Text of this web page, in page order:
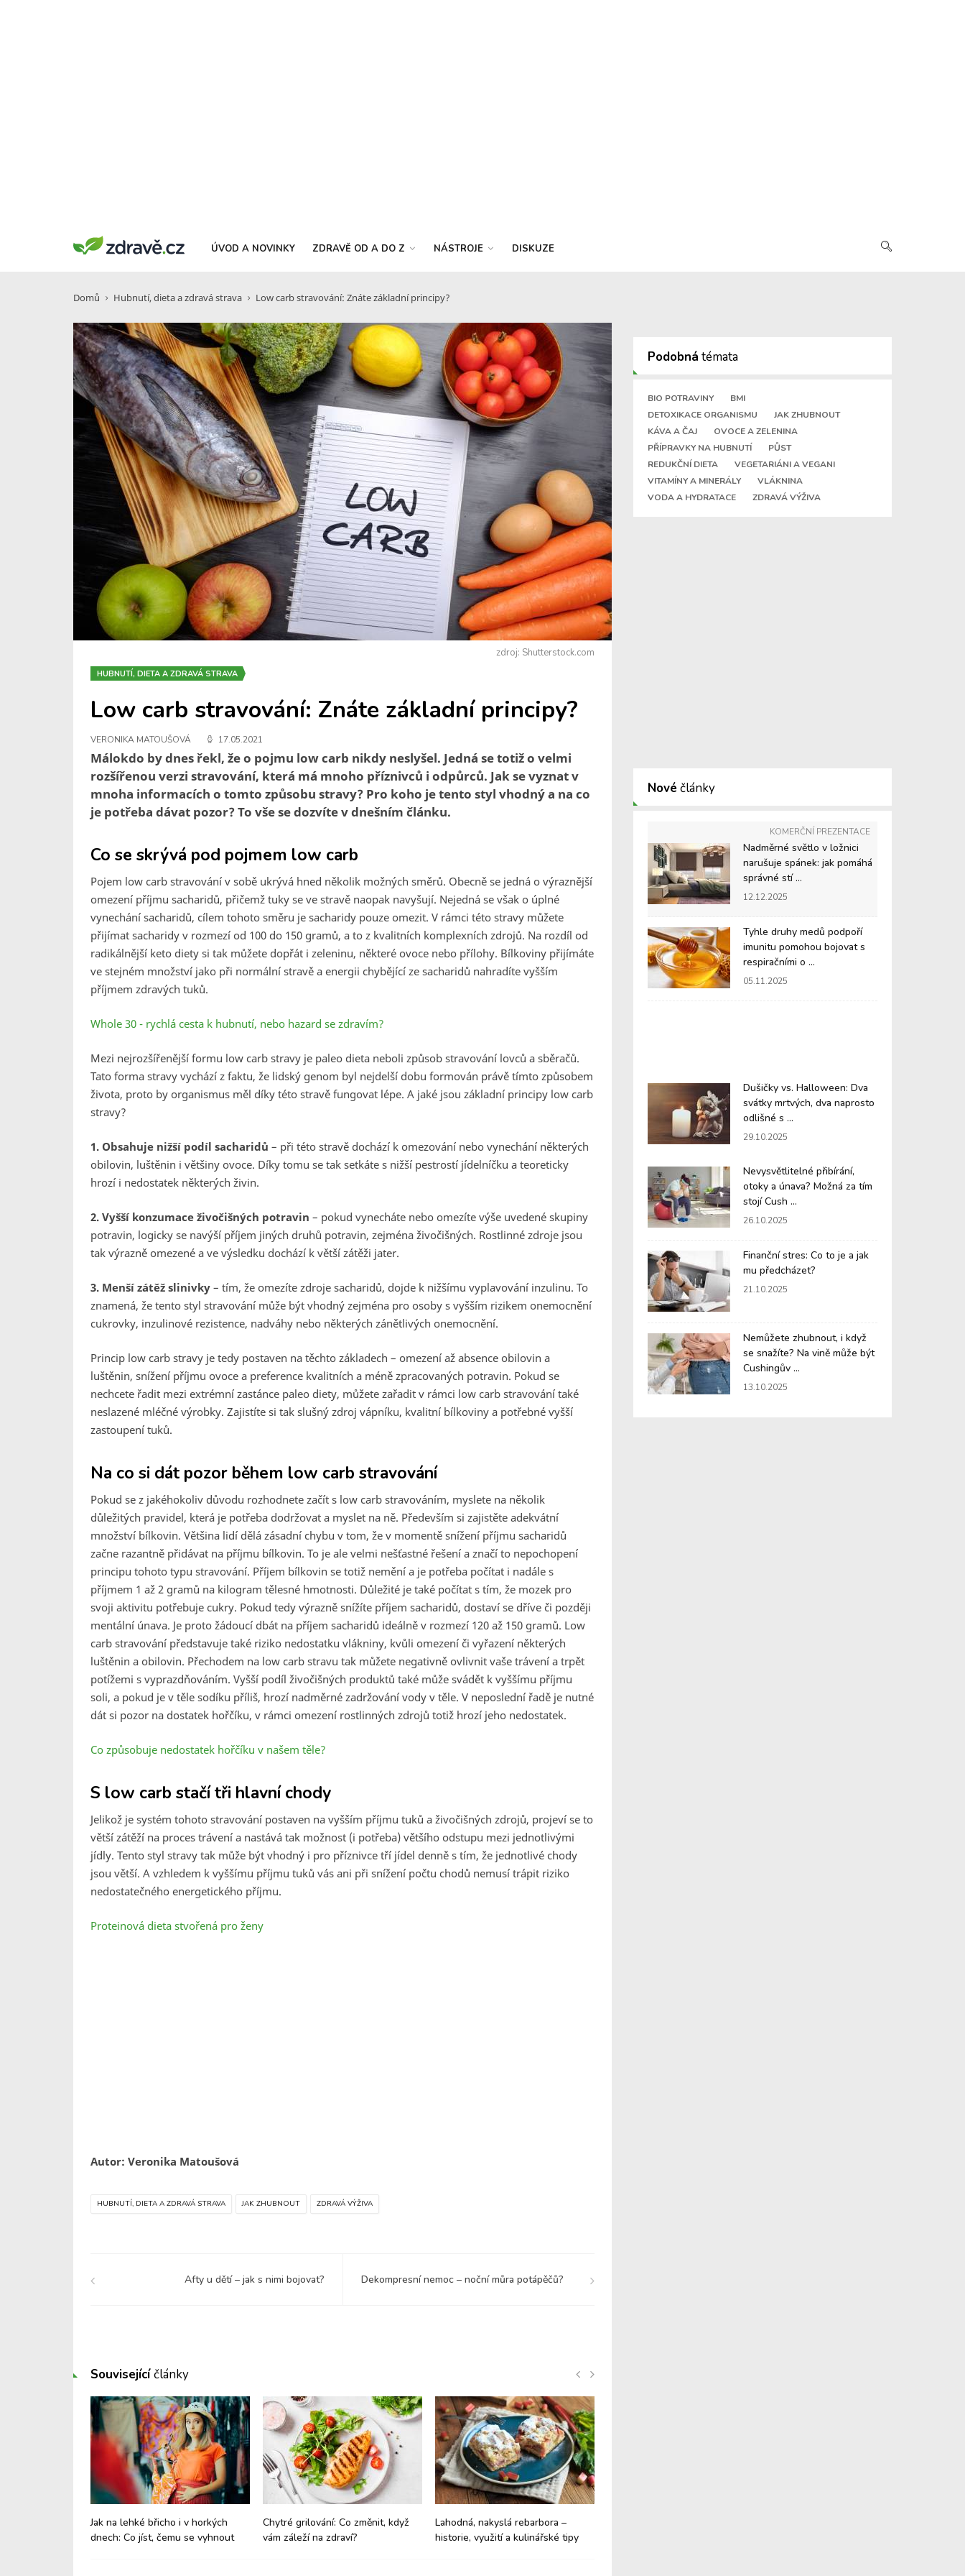
ÚVOD A NOVINKY ZDRAVĚ OD A DO Z NÁSTROJE DISKUZE
Domů Hubnutí, dieta a zdravá strava Low carb stravování: Znáte základní principy?
zdroj: Shutterstock.com
HUBNUTÍ, DIETA A ZDRAVÁ STRAVA
Low carb stravování: Znáte základní principy?
VERONIKA MATOUŠOVÁ 17.05.2021
Málokdo by dnes řekl, že o pojmu low carb nikdy neslyšel. Jedná se totiž o velmi
rozšířenou verzi stravování, která má mnoho příznivců i odpůrců. Jak se vyznat v
mnoha informacích o tomto způsobu stravy? Pro koho je tento styl vhodný a na co
je potřeba dávat pozor? To vše se dozvíte v dnešním článku.
Co se skrývá pod pojmem low carb
Pojem low carb stravování v sobě ukrývá hned několik možných směrů. Obecně se jedná o výraznější
omezení příjmu sacharidů, přičemž tuky se ve stravě naopak navyšují. Nejedná se však o úplné
vynechání sacharidů, cílem tohoto směru je sacharidy pouze omezit. V rámci této stravy můžete
přijímat sacharidy v rozmezí od 100 do 150 gramů, a to z kvalitních komplexních zdrojů. Na rozdíl od
radikálnější keto diety si tak můžete dopřát i zeleninu, některé ovoce nebo přílohy. Bílkoviny přijímáte
ve stejném množství jako při normální stravě a energii chybějící ze sacharidů nahradíte vyšším
příjmem zdravých tuků.
Whole 30 - rychlá cesta k hubnutí, nebo hazard se zdravím?
Mezi nejrozšířenější formu low carb stravy je paleo dieta neboli způsob stravování lovců a sběračů.
Tato forma stravy vychází z faktu, že lidský genom byl nejdelší dobu formován právě tímto způsobem
života, proto by organismus měl díky této stravě fungovat lépe. A jaké jsou základní principy low carb
stravy?
1. Obsahuje nižší podíl sacharidů – při této stravě dochází k omezování nebo vynechání některých
obilovin, luštěnin i většiny ovoce. Díky tomu se tak setkáte s nižší pestrostí jídelníčku a teoreticky
hrozí i nedostatek některých živin.
2. Vyšší konzumace živočišných potravin – pokud vynecháte nebo omezíte výše uvedené skupiny
potravin, logicky se navýší příjem jiných druhů potravin, zejména živočišných. Rostlinné zdroje jsou
tak výrazně omezené a ve výsledku dochází k větší zátěži jater.
3. Menší zátěž slinivky – tím, že omezíte zdroje sacharidů, dojde k nižšímu vyplavování inzulinu. To
znamená, že tento styl stravování může být vhodný zejména pro osoby s vyšším rizikem onemocnění
cukrovky, inzulinové rezistence, nadváhy nebo některých zánětlivých onemocnění.
Princip low carb stravy je tedy postaven na těchto základech – omezení až absence obilovin a
luštěnin, snížení příjmu ovoce a preference kvalitních a méně zpracovaných potravin. Pokud se
nechcete řadit mezi extrémní zastánce paleo diety, můžete zařadit v rámci low carb stravování také
neslazené mléčné výrobky. Zajistíte si tak slušný zdroj vápníku, kvalitní bílkoviny a potřebné vyšší
zastoupení tuků.
Na co si dát pozor během low carb stravování
Pokud se z jakéhokoliv důvodu rozhodnete začít s low carb stravováním, myslete na několik
důležitých pravidel, která je potřeba dodržovat a myslet na ně. Především si zajistěte adekvátní
množství bílkovin. Většina lidí dělá zásadní chybu v tom, že v momentě snížení příjmu sacharidů
začne razantně přidávat na příjmu bílkovin. To je ale velmi nešťastné řešení a značí to nepochopení
principu tohoto typu stravování. Příjem bílkovin se totiž nemění a je potřeba počítat i nadále s
příjmem 1 až 2 gramů na kilogram tělesné hmotnosti. Důležité je také počítat s tím, že mozek pro
svoji aktivitu potřebuje cukry. Pokud tedy výrazně snížíte příjem sacharidů, dostaví se dříve či později
mentální únava. Je proto žádoucí dbát na příjem sacharidů ideálně v rozmezí 120 až 150 gramů. Low
carb stravování představuje také riziko nedostatku vlákniny, kvůli omezení či vyřazení některých
luštěnin a obilovin. Přechodem na low carb stravu tak můžete negativně ovlivnit vaše trávení a trpět
potížemi s vyprazdňováním. Vyšší podíl živočišných produktů také může svádět k vyššímu příjmu
soli, a pokud je v těle sodíku příliš, hrozí nadměrné zadržování vody v těle. V neposlední řadě je nutné
dát si pozor na dostatek hořčíku, v rámci omezení rostlinných zdrojů totiž hrozí jeho nedostatek.
Co způsobuje nedostatek hořčíku v našem těle?
S low carb stačí tři hlavní chody
Jelikož je systém tohoto stravování postaven na vyšším příjmu tuků a živočišných zdrojů, projeví se to
větší zátěží na proces trávení a nastává tak možnost (i potřeba) většího odstupu mezi jednotlivými
jídly. Tento styl stravy tak může být vhodný i pro příznivce tří jídel denně s tím, že jednotlivé chody
jsou větší. A vzhledem k vyššímu příjmu tuků vás ani při snížení počtu chodů nemusí trápit riziko
nedostatečného energetického příjmu.
Proteinová dieta stvořená pro ženy
Autor: Veronika Matoušová
HUBNUTÍ, DIETA A ZDRAVÁ STRAVA JAK ZHUBNOUT ZDRAVÁ VÝŽIVA
Afty u dětí – jak s nimi bojovat? Dekompresní nemoc – noční můra potápěčů?
Podobná témata
BIO POTRAVINY
BMI
DETOXIKACE ORGANISMU
JAK ZHUBNOUT
KÁVA A ČAJ
OVOCE A ZELENINA
PŘÍPRAVKY NA HUBNUTÍ
PŮST
REDUKČNÍ DIETA
VEGETARIÁNI A VEGANI
VITAMÍNY A MINERÁLY
VLÁKNINA
VODA A HYDRATACE
ZDRAVÁ VÝŽIVA
Nové články
KOMERČNÍ PREZENTACE
Nadměrné světlo v ložnici
narušuje spánek: jak pomáhá
správné stí ...
12.12.2025
Tyhle druhy medů podpoří
imunitu pomohou bojovat s
respiračními o ...
05.11.2025
Dušičky vs. Halloween: Dva
svátky mrtvých, dva naprosto
odlišné s ...
29.10.2025
Nevysvětlitelné přibírání,
otoky a únava? Možná za tím
stojí Cush ...
26.10.2025
Finanční stres: Co to je a jak
mu předcházet?
21.10.2025
Nemůžete zhubnout, i když
se snažíte? Na vině může být
Cushingův ...
13.10.2025
Souvisejícíčlánky
Jak na lehké břicho i v horkých
dnech: Co jíst, čemu se vyhnout
Chytré grilování: Co změnit, když
vám záleží na zdraví?
Lahodná, nakyslá rebarbora –
historie, využití a kulinářské tipy